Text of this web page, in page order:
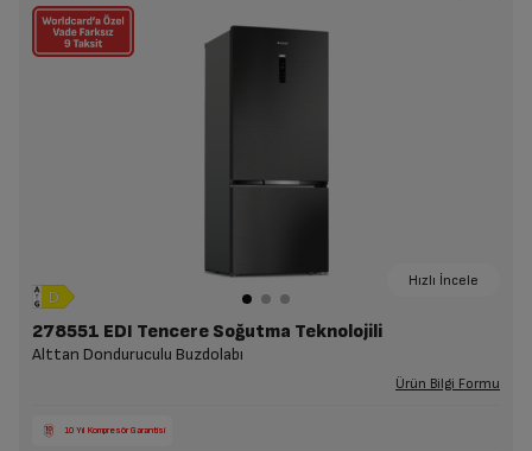
Hızlı İncele
278551 EDI Tencere Soğutma Teknolojili
Alttan Donduruculu Buzdolabı
Ürün Bilgi Formu
10 Yıl Kompresör Garantisi